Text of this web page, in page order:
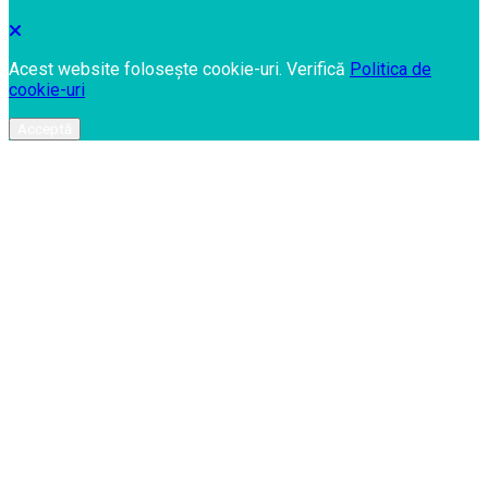
Acest website folosește cookie-uri. Verifică Politica de
cookie-uri